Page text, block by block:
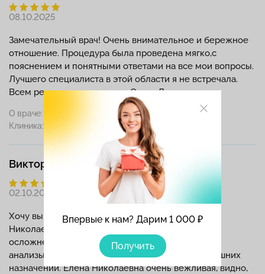
Впервые к нам? Дарим 1 000 ₽
Получить
08.10.2025
Замечательный врач! Очень внимательное и бережное
отношение. Процедура была проведена мягко,с
пояснением и понятными ответами на все мои вопросы.
Лучшего специалиста в этой области я не встречала.
Всем рекомендую только к Ольге Дмитриевне.
О враче:
Клиника:
Виктория В.И.
02.10.2025
Хочу выразить благодарность Шпаловой Елене
Николаевне! Пришла с болью в горле, боялась
осложнений. Доктор провела осмотр, назначила
анализы и лечение, всё прошло быстро и без лишних
назначений. Елена Николаевна очень вежливая, видно,